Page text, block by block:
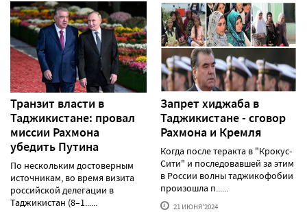
Транзит власти в
Таджикистане: провал
миссии Рахмона
убедить Путина
По нескольким достоверным
источникам, во время визита
российской делегации в
Таджикистан (8–1......
Запрет хиджаба в
Таджикистане - сговор
Рахмона и Кремля
Когда после теракта в "Крокус-
Сити" и последовавшей за этим
в России волны таджикофобии
произошла п......
21 ИЮНЯ'2024